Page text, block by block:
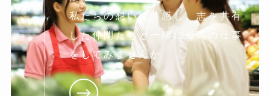
私たちの想いに共感し。志を共有
した仲間たちと一緒に最高の仕事
をしてみませんか